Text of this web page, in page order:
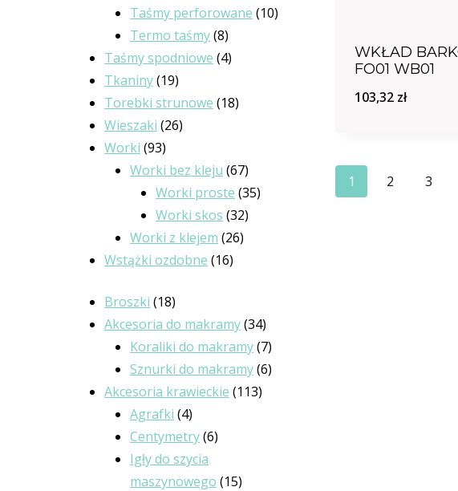
WKŁAD
FO01 WB01
103,32 zł
1 2 3
produktów
Taśmy perforowane 1010
Termo taśmy 88
produktów
Taśmy spodniowe 44
Tkaniny 1919
produktów
Torebki strunowe 1818
Wieszaki 2626
Worki 9393
produkty
Worki bez kleju 6767
produktów
Worki proste 3535
Worki skos 3232
Worki z klejem 2626
Wstążki ozdobne 1616
Broszki 1818
produktów
Akcesoria do makramy 3434
produkty
Koraliki do makramy 77
produktów
Sznurki do makramy 66
Akcesoria krawieckie 113113
Agrafki 44
produkty
Centymetry 66
Igły do szycia
maszynowego 1515